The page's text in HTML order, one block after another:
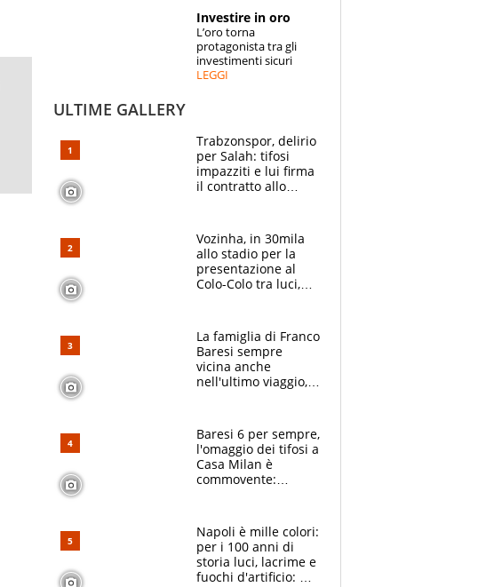
ESPERTI
Investire in oro
L’oro torna
protagonista tra gli
investimenti sicuri
LEGGI
ULTIME GALLERY
Trabzonspor, delirio
per Salah: tifosi
impazziti e lui firma
il contratto allo
Vozinha, in 30mila
allo stadio per la
presentazione al
Colo-Colo tra luci,
La famiglia di Franco
Baresi sempre
vicina anche
nell'ultimo viaggio,
circondati
dall'affetto dei tifosi
Baresi 6 per sempre,
l'omaggio dei tifosi a
Casa Milan è
commovente:
bigliettini
Napoli è mille colori:
per i 100 anni di
storia luci, lacrime e
fuochi d'artificio: De